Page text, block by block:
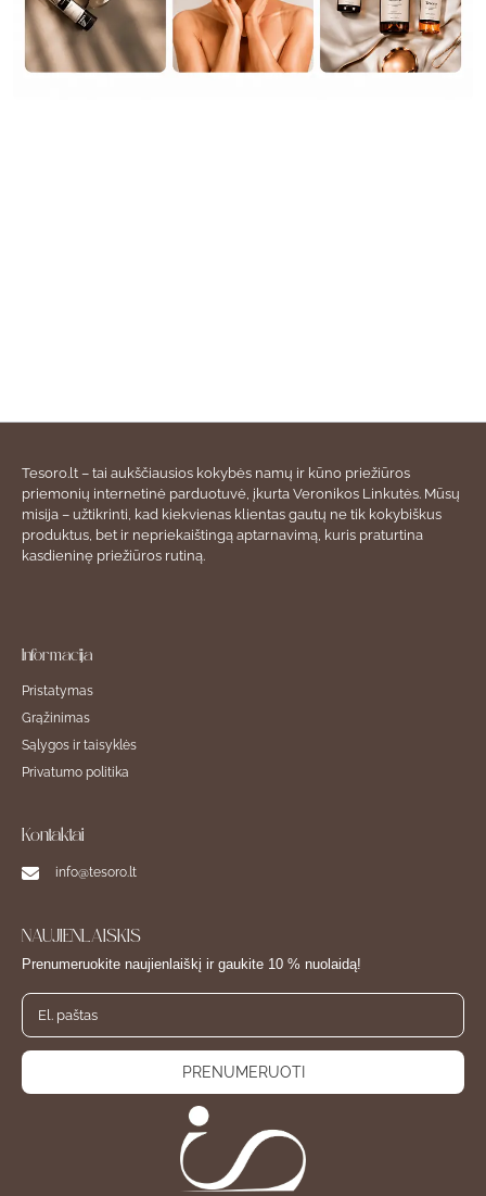
Tesoro.lt – tai aukščiausios kokybės namų ir kūno priežiūros
priemonių internetinė parduotuvė, įkurta Veronikos Linkutės. Mūsų
misija – užtikrinti, kad kiekvienas klientas gautų ne tik kokybiškus
produktus, bet ir nepriekaištingą aptarnavimą, kuris praturtina
kasdieninę priežiūros rutiną.
Informacija
Pristatymas
Grąžinimas
Sąlygos ir taisyklės
Privatumo politika
Kontaktai
info@tesoro.lt
NAUJIENLAIŠKIS
Prenumeruokite naujienlaiškį ir gaukite 10 % nuolaidą!
PRENUMERUOTI